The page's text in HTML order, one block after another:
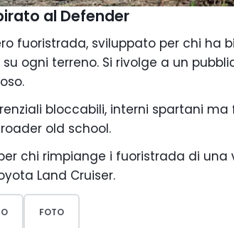
al Defender
fuoristrada, sviluppato per chi ha
ogni terreno. Si rivolge a un
bloccabili, interni spartani ma
old school.
chi rimpiange i fuoristrada di una
Land Cruiser.
FOTO